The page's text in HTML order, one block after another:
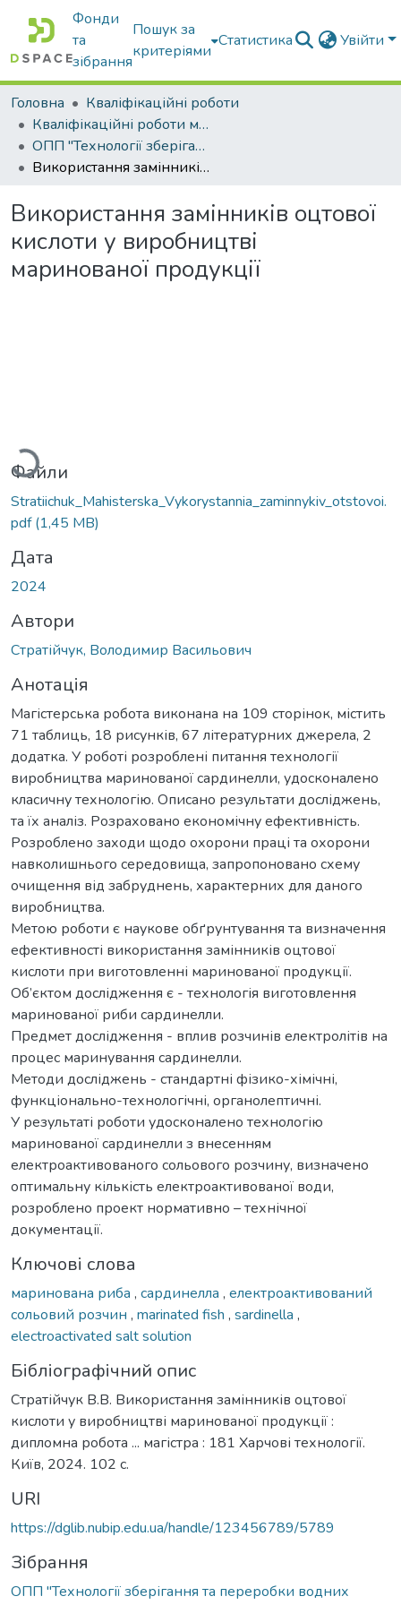
Фонди
та
зібрання
Пошук за
критеріями
Статистика Увійти
Головна
Кваліфікаційні роботи
Кваліфікаційні роботи магістрів
ОПП "Технології зберігання та переробки водних біоресурсів"
Використання замінників оцтової кислоти у виробництві маринованої продукції
Використання замінників оцтової
кислоти у виробництві
маринованої продукції
Вантажиться...
Файли
Stratiichuk_Mahisterska_Vykorystannia_zaminnykiv_otstovoi.
pdf(1,45 MB)
Дата
2024
Автори
Стратійчук, Володимир Васильович
Анотація
Магістерська робота виконана на 109 сторінок, містить
71 таблиць, 18 рисунків, 67 літературних джерела, 2
додатка. У роботі розроблені питання технології
виробництва маринованої сардинелли, удосконалено
класичну технологію. Описано результати досліджень,
та їх аналіз. Розраховано економічну ефективність.
Розроблено заходи щодо охорони праці та охорони
навколишнього середовища, запропоновано схему
очищення від забруднень, характерних для даного
виробництва.
Метою роботи є наукове обґрунтування та визначення
ефективності використання замінників оцтової
кислоти при виготовленні маринованої продукції.
Об’єктом дослідження є - технологія виготовлення
маринованої риби сардинелли.
Предмет дослідження - вплив розчинів електролітів на
процес маринування сардинелли.
Методи досліджень - стандартні фізико-хімічні,
функціонально-технологічні, органолептичні.
У результаті роботи удосконалено технологію
маринованої сардинелли з внесенням
електроактивованого сольового розчину, визначено
оптимальну кількість електроактивованої води,
розроблено проект нормативно – технічної
документації.
Ключові слова
маринована риба , сардинелла , електроактивований
сольовий розчин , marinated fish , sardinella ,
electroactivated salt solution
Бібліографічний опис
Стратійчук В.В. Використання замінників оцтової
кислоти у виробництві маринованої продукції :
дипломна робота ... магістра : 181 Харчові технології.
Київ, 2024. 102 с.
URI
https://dglib.nubip.edu.ua/handle/123456789/5789
Зібрання
ОПП "Технології зберігання та переробки водних